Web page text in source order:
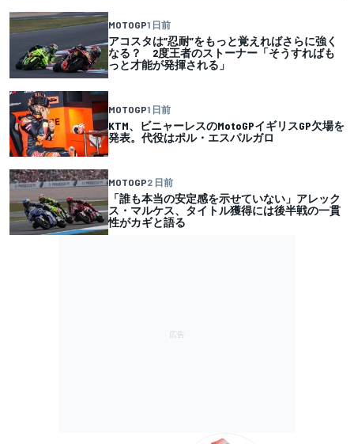
MOTOGP1 日前
アコスタは”忍耐”をもっと覚えればさらに強く
なる？ 2度王者のストーナー「そうすればも
っと才能が発揮される」
MOTOGP1 日前
KTM、ビニャーレスのMotoGPイギリスGP欠場を
発表。代役はポル・エスパルガロ
MOTOGP2 日前
「誰も本当の安定感を示せていない」アレック
ス・マルケス、タイトル獲得には後半戦の一貫
性がカギと語る